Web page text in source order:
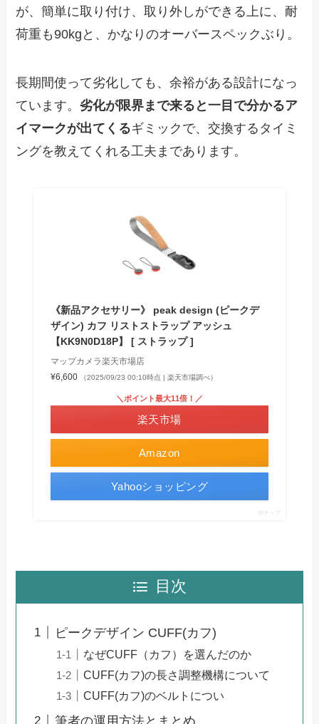
が、簡単に取り付け、取り外しができる上に、耐
荷重も90kgと、かなりのオーバースペックぶり。
長期間使って劣化しても、余裕がある設計になっ
ています。劣化が限界まで来ると一目で分かるア
イマークが出てくるギミックで、交換するタイミ
ングを教えてくれる工夫まであります。
《新品アクセサリー》 peak design (ピークデ
ザイン) カフ リストストラップ アッシュ
【KK9N0D18P】 [ ストラップ ]
マップカメラ楽天市場店
¥6,600
（2025/09/23 00:10時点 | 楽天市場調べ）
Amazon
＼ポイント最大11倍！／
楽天市場
Yahooショッピング
ポチップ
目次
ピークデザイン CUFF(カフ)
なぜCUFF（カフ）を選んだのか
CUFF(カフ)の長さ調整機構について
CUFF(カフ)のベルトについ
筆者の運用方法とまとめ